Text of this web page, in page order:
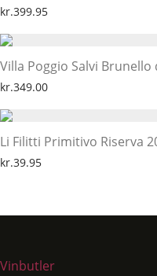
kr.399.95
Villa Poggio Salvi
kr.349.00
Li Filitti Primitivo Riserva
kr.39.95
Vinbutler